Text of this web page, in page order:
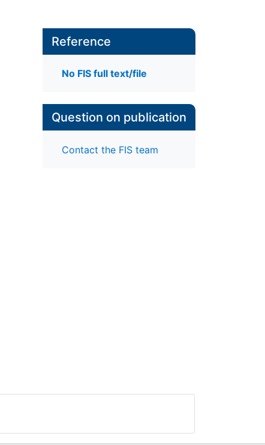
Reference
No FIS full text/file
Question on publication
Contact the FIS team